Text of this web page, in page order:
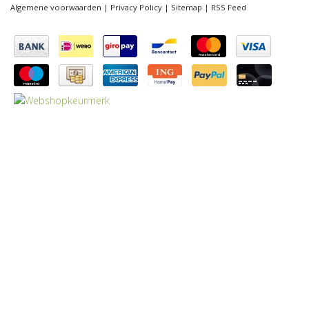
Algemene voorwaarden | Privacy Policy | Sitemap | RSS Feed